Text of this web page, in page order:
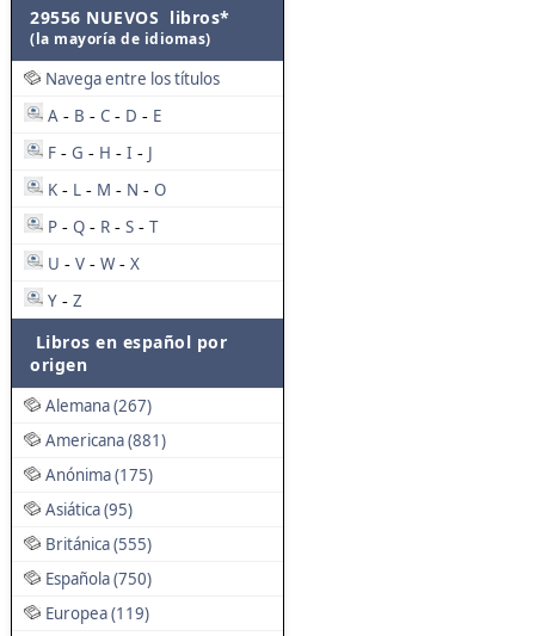
29556 NUEVOS libros*
(la mayoría de idiomas)
Navega entre los títulos
A - B - C - D - E
F - G - H - I - J
K - L - M - N - O
P - Q - R - S - T
U - V - W - X
Y - Z
Libros en español por
origen
Alemana (267)
Americana (881)
Anónima (175)
Asiática (95)
Británica (555)
Española (750)
Europea (119)